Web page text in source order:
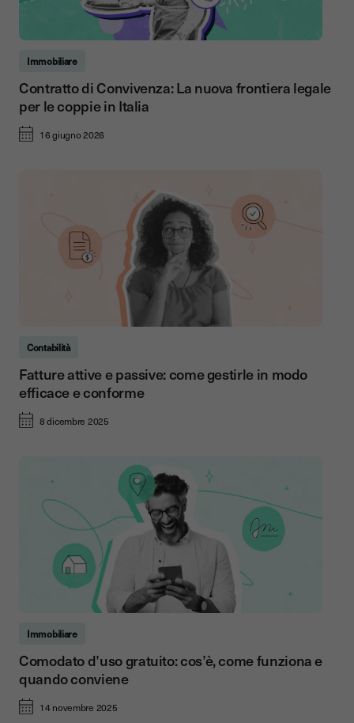
Immobiliare
Contratto di Convivenza: La nuova frontiera legale
per le coppie in Italia
16 giugno 2026
Contabilità
Fatture attive e passive: come gestirle in modo
efficace e conforme
8 dicembre 2025
Immobiliare
Comodato d’uso gratuito: cos’è, come funziona e
quando conviene
14 novembre 2025